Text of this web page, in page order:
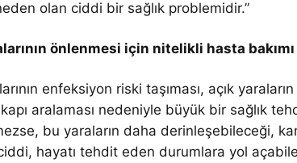
olan ciddi bir sağlık problemidir.”
önlenmesi için nitelikli hasta
enfeksiyon riski taşıması, açık
aralaması nedeniyle büyük bir sağlık
bu yaraların daha derinleşebileceği,
hayatı tehdit eden durumlara yol